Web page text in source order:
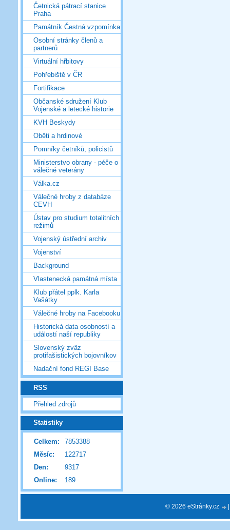
Četnická pátrací stanice
Praha
Památník Čestná vzpomínka
Osobní stránky členů a
partnerů
Virtuální hřbitovy
Pohřebiště v ČR
Fortifikace
Občanské sdružení Klub
Vojenské a letecké historie
KVH Beskydy
Oběti a hrdinové
Pomníky četníků, policistů
Ministerstvo obrany - péče o
válečné veterány
Válka.cz
Válečné hroby z databáze
CEVH
Ústav pro studium totalitních
režimů
Vojenský ústřední archiv
Vojenství
Background
Vlastenecká památná místa
Klub přátel pplk. Karla
Vašátky
Válečné hroby na Facebooku
Historická data osobností a
událostí naší republiky
Slovenský zväz
protifašistických bojovníkov
Nadační fond REGI Base
RSS
Přehled zdrojů
Statistiky
Online: 189
Celkem:
7853388
Měsíc:
122717
Den:
9317
© 2026 eStránky.cz